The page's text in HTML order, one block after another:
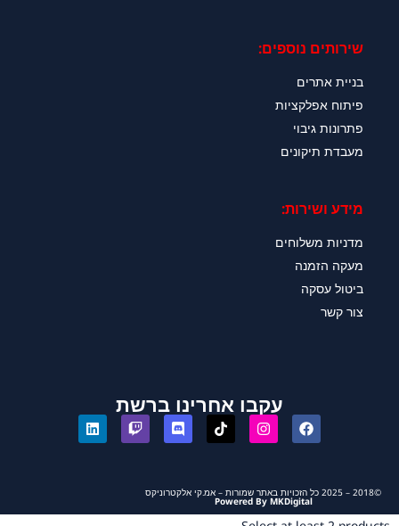
שירותים נוספים:
בניית אתרים
פיתוח אפלקציות
פתרונות גיבוי
מעבדת תיקונים
מידע ושירות:
מדניות משלוחים
מעקה הזמנה
ביטול עסקה
צור קשר
עקבו אחרינו ברשת
©2018 – 2025 כל הזכויות באתר שמורות – אמ.קי אלקטרוניקס
Powered By MKDigital